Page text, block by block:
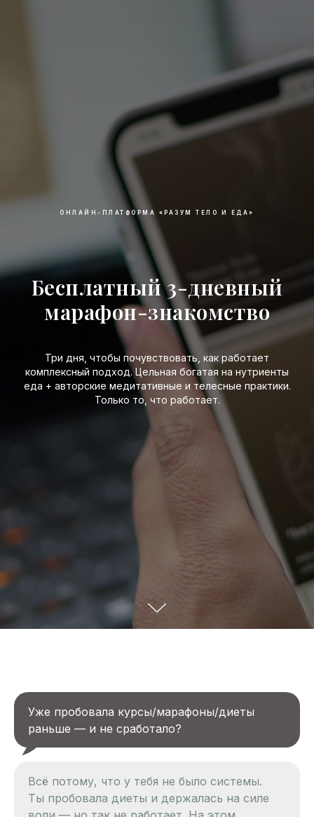
ОНЛАЙН-ПЛАТФОРМА «РАЗУМ ТЕЛО И ЕДА»
Бесплатный 3-дневный
марафон-знакомство
Три дня, чтобы почувствовать, как работает
комплексный подход. Цельная богатая на нутриенты
еда + авторские медитативные и телесные практики.
Только то, что работает.
Уже пробовала курсы/марафоны/диеты
раньше — и не сработало?
Всё потому, что у тебя не было системы.
Ты пробовала диеты и держалась на силе